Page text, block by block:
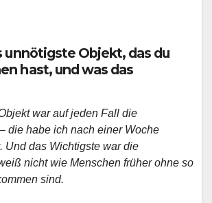
unnötigste Objekt, das du
hast, und was das
war auf jeden Fall die
die habe ich nach einer Woche
Und das Wichtigste war die
nicht wie Menschen früher ohne so
sind.